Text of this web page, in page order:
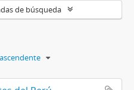
de búsqueda